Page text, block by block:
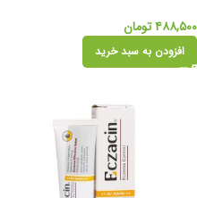
۴۸۸,۵۰۰تومان
افزودن به سبد خرید